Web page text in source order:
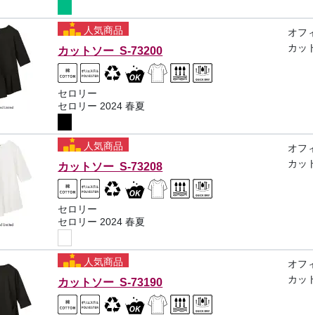
人気商品
カットソー S-73200
セロリー
セロリー 2024 春夏
オフ
カッ
人気商品
カットソー S-73208
セロリー
セロリー 2024 春夏
オフ
カッ
人気商品
カットソー S-73190
オフ
カッ